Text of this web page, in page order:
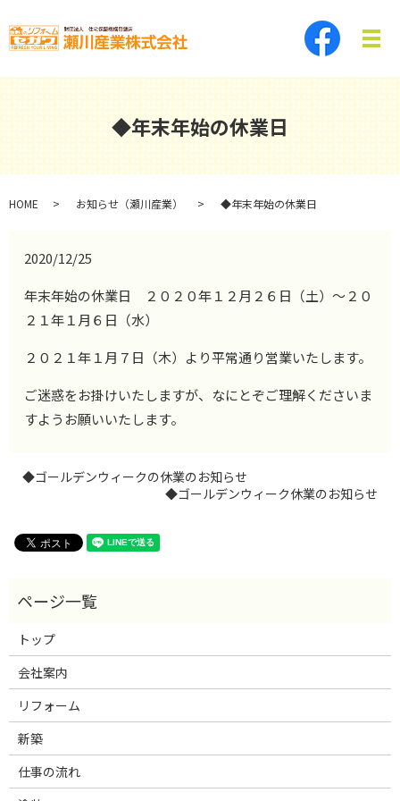
メ
◆年末年始の休業日
HOME お知らせ（瀬川産業） ◆年末年始の休業日
2020/12/25
年末年始の休業日 ２０２０年１２月２６日（土）～２０
２１年１月６日（水）
２０２１年１月７日（木）より平常通り営業いたします。
ご迷惑をお掛けいたしますが、なにとぞご理解くださいま
すようお願いいたします。
◆ゴールデンウィークの休業のお知らせ
◆ゴールデンウィーク休業のお知らせ
トップ
会社案内
リフォーム
新築
仕事の流れ